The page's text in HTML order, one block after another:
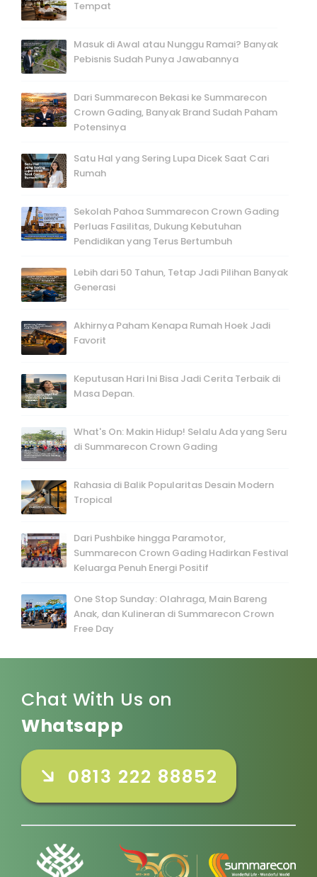
Tempat
Masuk di Awal atau Nunggu Ramai? Banyak
Pebisnis Sudah Punya Jawabannya
Dari Summarecon Bekasi ke Summarecon
Crown Gading, Banyak Brand Sudah Paham
Potensinya
Satu Hal yang Sering Lupa Dicek Saat Cari
Rumah
Sekolah Pahoa Summarecon Crown Gading
Perluas Fasilitas, Dukung Kebutuhan
Pendidikan yang Terus Bertumbuh
Lebih dari 50 Tahun, Tetap Jadi Pilihan Banyak
Generasi
Akhirnya Paham Kenapa Rumah Hoek Jadi
Favorit
Keputusan Hari Ini Bisa Jadi Cerita Terbaik di
Masa Depan.
What's On: Makin Hidup! Selalu Ada yang Seru
di Summarecon Crown Gading
Rahasia di Balik Popularitas Desain Modern
Tropical
Dari Pushbike hingga Paramotor,
Summarecon Crown Gading Hadirkan Festival
Keluarga Penuh Energi Positif
One Stop Sunday: Olahraga, Main Bareng
Anak, dan Kulineran di Summarecon Crown
Free Day
Chat With Us on
Whatsapp
0813 222 88852